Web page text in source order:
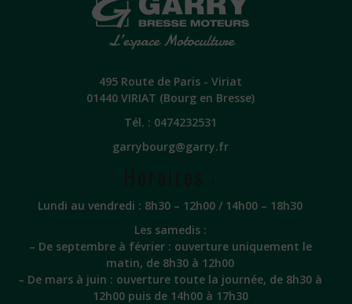
495 Route de Paris - Viriat
01440 VIRIAT (Bourg en Bresse)
Tél. : 0474232531
garrybourg@garry.fr
Lundi au vendredi : 8h30 – 12h00 / 14h00 – 18h30
Les samedis :
– De septembre à février : ouverture uniquement le
matin, de 8h30 à 12h00
– De mars à juin : ouverture toute la journée, de 8h30 à
12h00 puis de 14h00 à 17h30